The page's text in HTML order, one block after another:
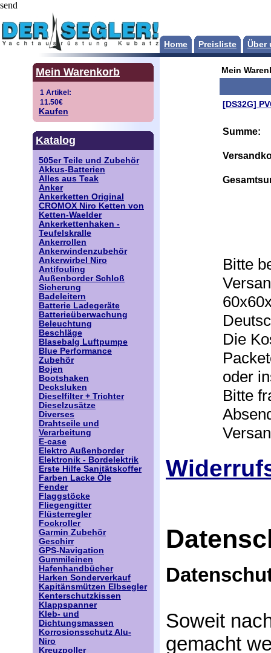
send
Home Preisliste Über
Mein Warenkorb
Kaufen
Katalog
505er Teile und Zubehör
Akkus-Batterien
Alles aus Teak
Anker
Ankerketten Original
CROMOX Niro Ketten von
Ketten-Waelder
Ankerkettenhaken -
Teufelskralle
Ankerrollen
Ankerwindenzubehör
Ankerwirbel Niro
Antifouling
Außenborder Schloß
Sicherung
Badeleitern
Batterie Ladegeräte
Batterieüberwachung
Beleuchtung
Beschläge
Blasebalg Luftpumpe
Blue Performance
Zubehör
Bojen
Bootshaken
Decksluken
Dieselfilter + Trichter
Dieselzusätze
Diverses
Drahtseile und
Verarbeitung
E-case
Elektro Außenborder
Elektronik - Bordelektrik
Erste Hilfe Sanitätskoffer
Farben Lacke Öle
Fender
Flaggstöcke
Fliegengitter
Flüsterregler
Fockroller
Garmin Zubehör
Geschirr
GPS-Navigation
Gummileinen
Hafenhandbücher
Harken Sonderverkauf
Kapitänsmützen Elbsegler
Kenterschutzkissen
Klappspanner
Kleb- und
Dichtungsmassen
Korrosionsschutz Alu-
Niro
Kreuzpoller
Mein
[DS32G]
Summe:
Bitte
Die
oder
Bitte
Soweit
gemacht